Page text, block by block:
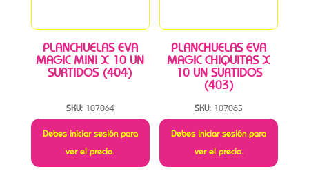
PLANCHUELAS EVA
MAGIC MINI X 10 UN
SURTIDOS (404)
SKU: 107064
Debes iniciar sesión para
ver el precio.
PLANCHUELAS EVA
MAGIC CHIQUITAS X
10 UN SURTIDOS
(403)
SKU: 107065
Debes iniciar sesión para
ver el precio.